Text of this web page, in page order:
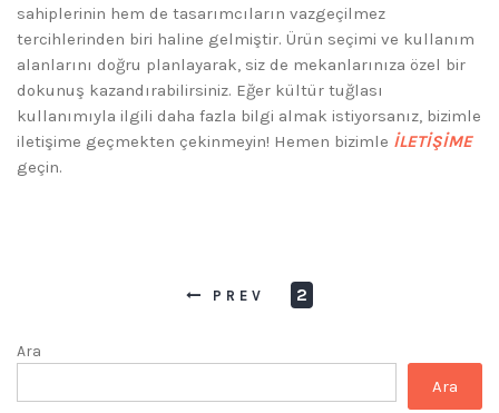
sahiplerinin hem de tasarımcıların vazgeçilmez
tercihlerinden biri haline gelmiştir. Ürün seçimi ve kullanım
alanlarını doğru planlayarak, siz de mekanlarınıza özel bir
dokunuş kazandırabilirsiniz. Eğer kültür tuğlası
kullanımıyla ilgili daha fazla bilgi almak istiyorsanız, bizimle
iletişime geçmekten çekinmeyin! Hemen bizimle İLETİŞİME
geçin.
PREV 2
Ara
Ara